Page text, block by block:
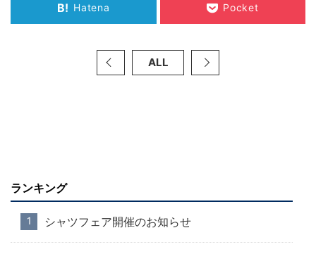
B! Hatena Pocket
ALL
ランキング
シャツフェア開催のお知らせ